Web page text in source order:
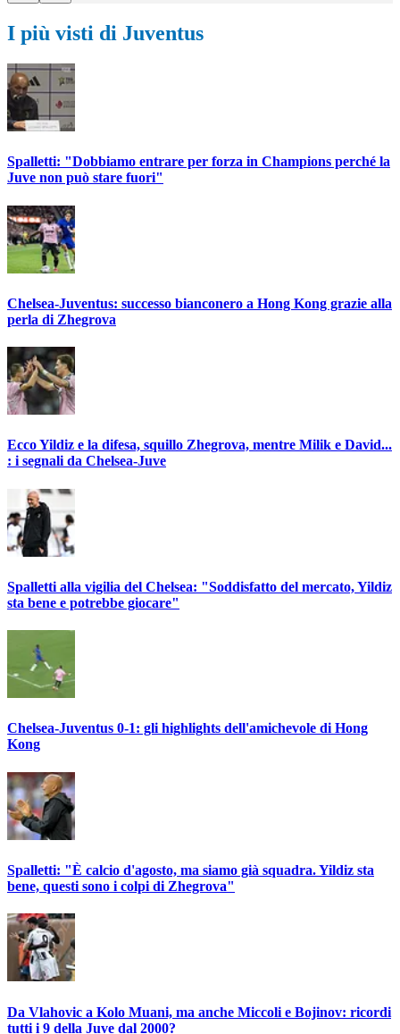
I più visti di Juventus
Spalletti: "Dobbiamo entrare per forza in Champions perché la
Juve non può stare fuori"
Chelsea-Juventus: successo bianconero a Hong Kong grazie alla
perla di Zhegrova
Ecco Yildiz e la difesa, squillo Zhegrova, mentre Milik e David...
: i segnali da Chelsea-Juve
Spalletti alla vigilia del Chelsea: "Soddisfatto del mercato, Yildiz
sta bene e potrebbe giocare"
Chelsea-Juventus 0-1: gli highlights dell'amichevole di Hong
Kong
Spalletti: "È calcio d'agosto, ma siamo già squadra. Yildiz sta
bene, questi sono i colpi di Zhegrova"
Da Vlahovic a Kolo Muani, ma anche Miccoli e Bojinov: ricordi
tutti i 9 della Juve dal 2000?